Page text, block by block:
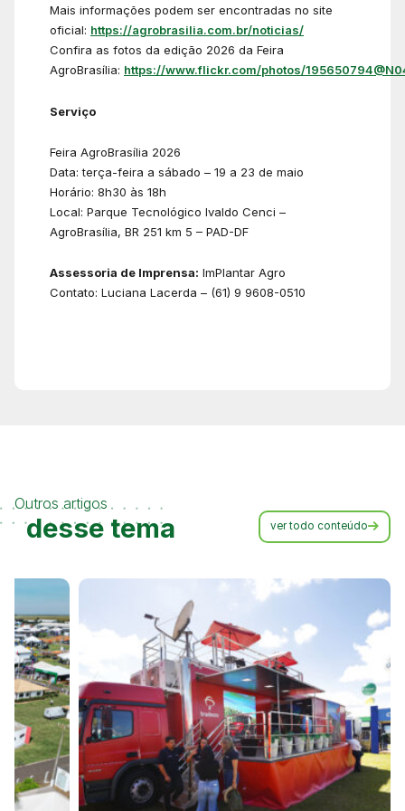
Mais informações podem ser encontradas no site
oficial: https://agrobrasilia.com.br/noticias/
Confira as fotos da edição 2026 da Feira
AgroBrasília: https://www.flickr.com/photos/
Serviço
Feira AgroBrasília 2026
Data: terça-feira a sábado – 19 a 23 de maio
Horário: 8h30 às 18h
Local: Parque Tecnológico Ivaldo Cenci –
AgroBrasília, BR 251 km 5 – PAD-DF
Assessoria de Imprensa: ImPlantar Agro
Contato: Luciana Lacerda – (61) 9 9608-0510
Outros artigos
desse tema ver todo conteúdo